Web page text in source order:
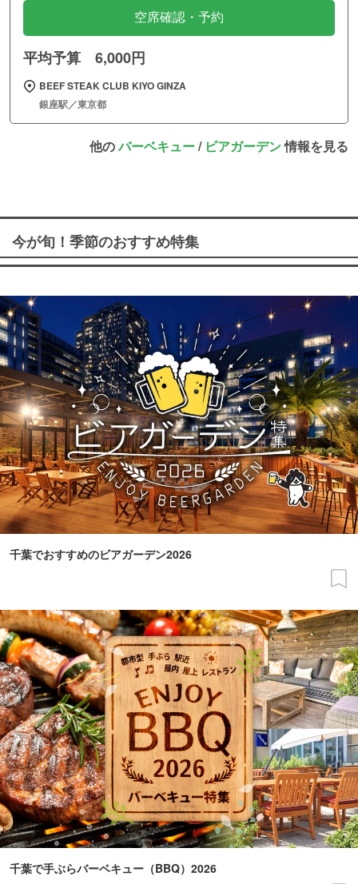
空席確認・予約
平均予算 6,000円
BEEF STEAK CLUB KIYO GINZA
銀座駅／東京都
他のバーベキュー/ ビアガーデン情報を見る
今が旬！季節のおすすめ特集
千葉でおすすめのビアガーデン2026
千葉で手ぶらバーベキュー（BBQ）2026